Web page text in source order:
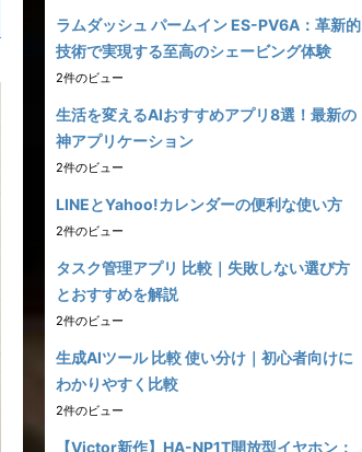
ラムダッシュ パームイン ES-PV6A：革新的
技術で実現する至高のシェービング体験
2件のビュー
生活を変えるAIおすすめアプリ8選！最新の
神アプリケーション
2件のビュー
LINEとYahoo!カレンダーの便利な使い方
2件のビュー
タスク管理アプリ 比較｜失敗しない選び方
とおすすめを解説
2件のビュー
生成AIツール 比較 使い分け｜初心者向けに
わかりやすく比較
2件のビュー
【Victor新作】HA-NP1T開放型イヤホン：